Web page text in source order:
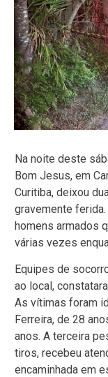
Na noite deste
Bom Jesus, em
Curitiba, deixou
gravemente
homens armados
várias vezes
Equipes de
ao local,
As vítimas foram
Ferreira, de 28
anos. A terceira
tiros, recebeu
encaminhada em